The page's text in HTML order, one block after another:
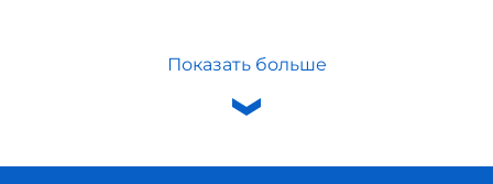
Показать больше